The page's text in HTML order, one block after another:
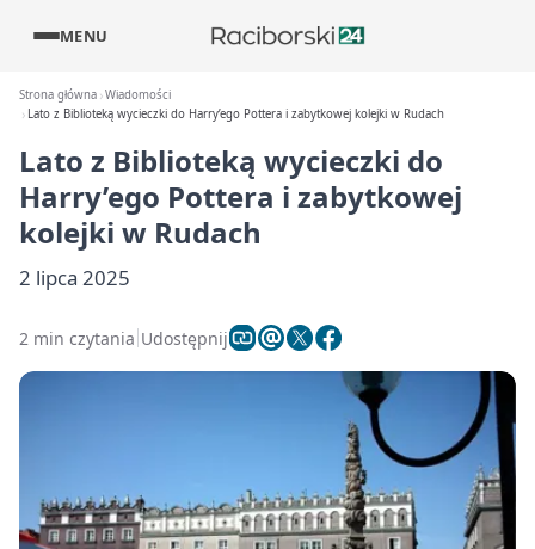
MENU
Strona główna Wiadomości
Lato z Biblioteką wycieczki do Harry’ego Pottera i zabytkowej kolejki w Rudach
Lato z Biblioteką wycieczki do
Harry’ego Pottera i zabytkowej
kolejki w Rudach
2 lipca 2025
2 min czytania Udostępnij